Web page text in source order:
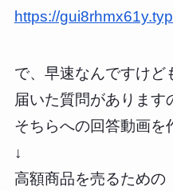
https://
で、早速なんですけど
届いた質問があります
そちらへの回答動画を
↓
高額商品を売るための